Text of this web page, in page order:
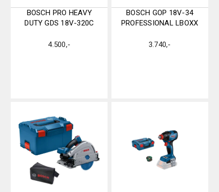
BOSCH PRO HEAVY
DUTY GDS 18V-320C
4.500,-
BOSCH GOP 18V-34
PROFESSIONAL LBOXX
3.740,-